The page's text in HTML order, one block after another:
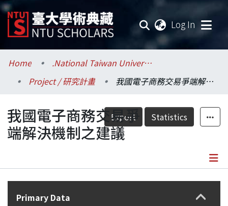
Log In
Communities & Collections
Research Outputs
Fundings & Projects
Researchers
Statistics
Home
.National Taiwan University / 國立臺灣大學
Project / 研究計畫
我國電子商務交易爭端解決機制之建議
Export Statistics
我國電子商務交易爭
端解決機制之建議
Details
Primary Data